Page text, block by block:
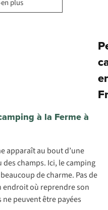
plus
à la Ferme à
apparaît au bout d’une
champs. Ici, le camping
de charme. Pas de
endroit où reprendre son
peuvent être payées